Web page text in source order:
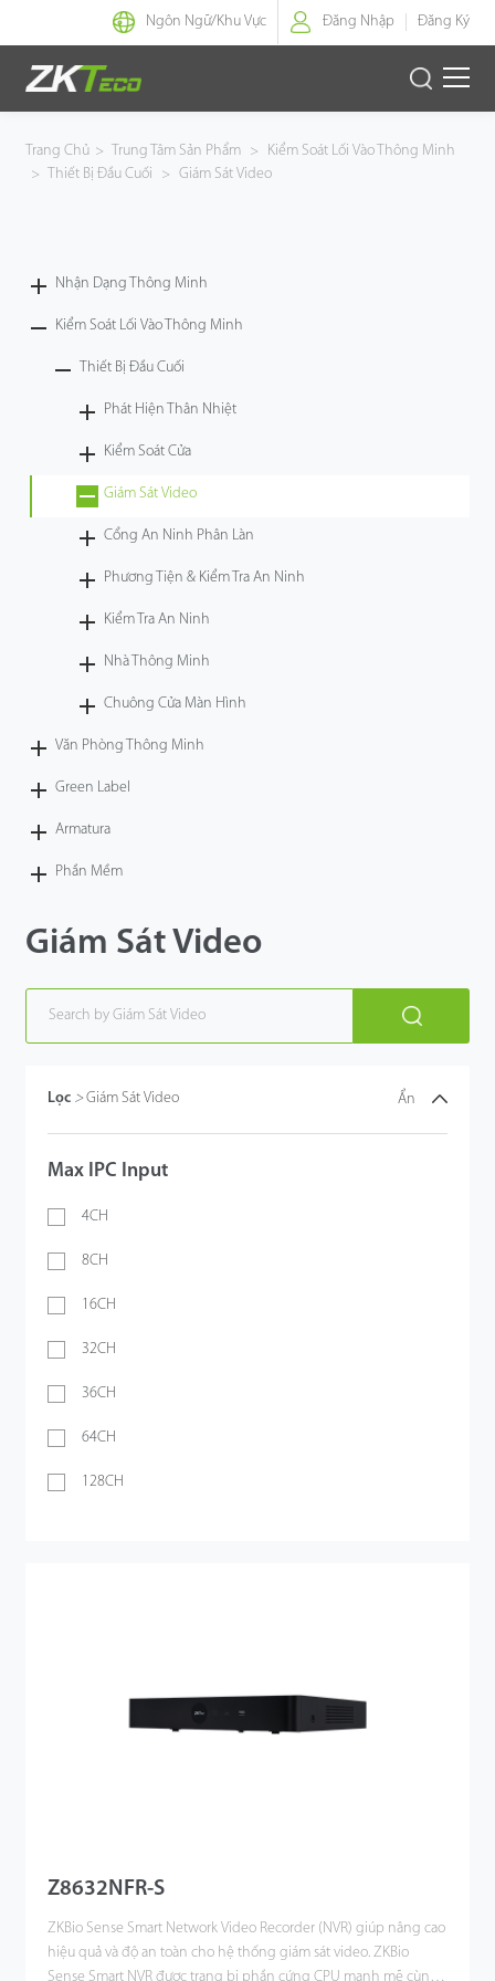
Ngôn Ngữ/Khu Vực Đăng Nhập Đăng Ký
Nhận Dạng Thông Minh
Armatura
Dự Án
Công Nghệ
Trang Chủ > Trung Tâm Sản Phẩm >
Kiểm Soát Lối Vào Thông Minh
>
Thiết Bị Đầu Cuối > Giám Sát Video
Nhận Dạng Thông Minh
Kiểm Soát Lối Vào Thông Minh
Thiết Bị Đầu Cuối
Phát Hiện Thân Nhiệt
Kiểm Soát Cửa
Giám Sát Video
Cổng An Ninh Phân Làn
Phương Tiện & Kiểm Tra An Ninh
Kiểm Tra An Ninh
Nhà Thông Minh
Chuông Cửa Màn Hình
Văn Phòng Thông Minh
Green Label
Armatura
Phần Mềm
Giám Sát Video
Lọc > Giám Sát Video Ẩn
Max IPC Input
4CH
8CH
16CH
32CH
36CH
64CH
128CH
Z8632NFR-S
ZKBio Sense Smart Network Video Recorder (NVR) giúp nâng cao
hiệu quả và độ an toàn cho hệ thống giám sát video. ZKBio
Sense Smart NVR được trang bị phần cứng CPU mạnh mẽ cùng